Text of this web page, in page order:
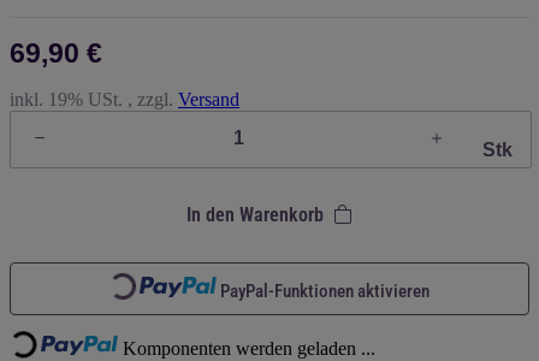
69,90 €
inkl. 19% USt. , zzgl. Versand
Stk
In den Warenkorb
Loading... PayPal-Funktionen aktivieren
Loading... Komponenten werden geladen ...